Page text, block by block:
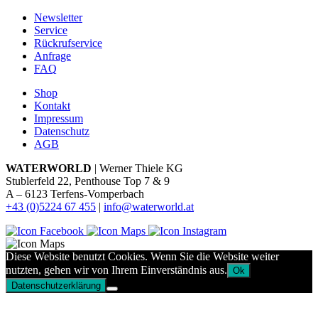
Newsletter
Service
Rückrufservice
Anfrage
FAQ
Shop
Kontakt
Impressum
Datenschutz
AGB
WATERWORLD | Werner Thiele KG
Stublerfeld 22, Penthouse Top 7 & 9
A – 6123 Terfens-Vomperbach
+43 (0)5224 67 455 | info@waterworld.at
Diese Website benutzt Cookies. Wenn Sie die Website weiter
nutzten, gehen wir von Ihrem Einverständnis aus. Ok
Datenschutzerklärung